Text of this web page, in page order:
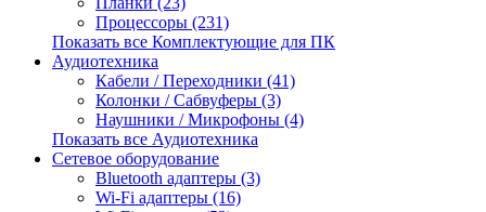
Процессоры (231)
Показать все Комплектующие для ПК
Аудиотехника
Кабели / Переходники (41)
Колонки / Сабвуферы (3)
Наушники / Микрофоны (4)
Показать все Аудиотехника
Сетевое оборудование
Bluetooth адаптеры (3)
Wi-Fi адаптеры (16)